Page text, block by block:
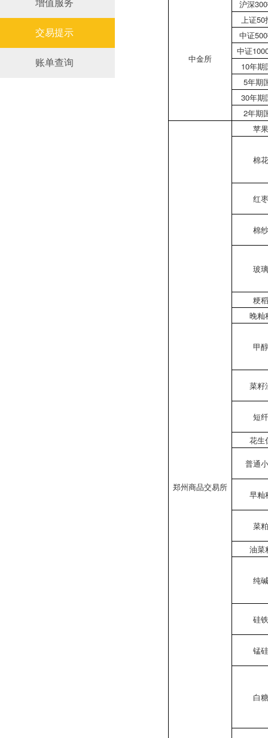
增值服务
交易提示
账单查询 中金所
沪深
上证50
中证
中证
10年期
5年期
30年期
2年期
郑州商品交易所
苹
棉
红
棉
玻
粳
晚籼
甲
菜籽
短
花生
普通
早籼
菜
油菜
纯
硅
锰
白